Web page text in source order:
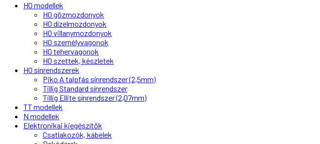
H0 modellek
H0 gőzmozdonyok
H0 dízelmozdonyok
H0 villanymozdonyok
H0 személyvagonok
H0 tehervagonok
H0 szettek, készletek
H0 sínrendszerek
Piko A talpfás sínrendszer (2,5mm)
Tillig Standard sínrendszer
Tillig Ellite sínrendszer (2,07mm)
TT modellek
N modellek
Elektronikai kiegészítők
Csatlakozók, kábelek